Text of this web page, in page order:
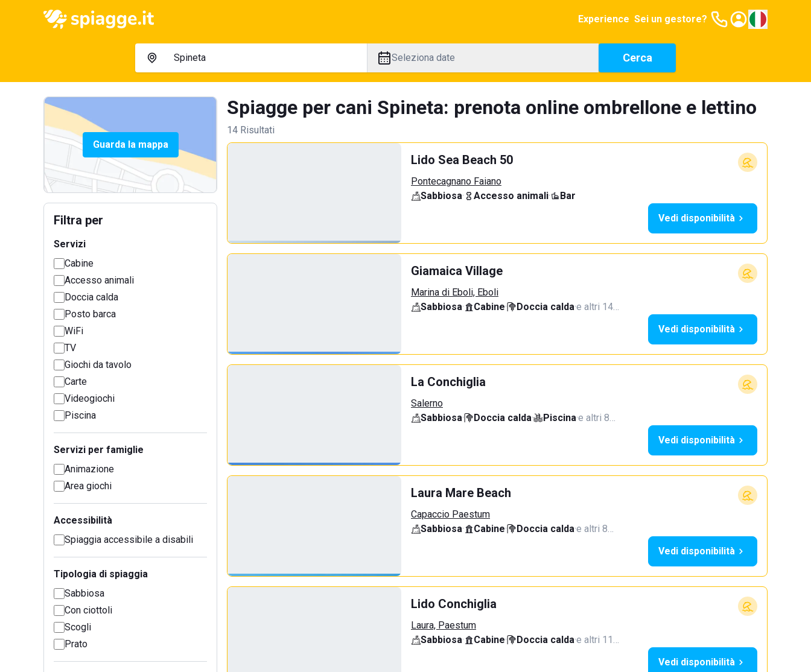
Experience Sei un gestore?
Seleziona date Cerca
Guarda la mappa
Filtra per
Servizi
Cabine
Accesso animali
Doccia calda
Posto barca
WiFi
TV
Giochi da tavolo
Carte
Videogiochi
Piscina
Servizi per famiglie
Animazione
Area giochi
Accessibilità
Spiaggia accessibile a disabili
Tipologia di spiaggia
Sabbiosa
Con ciottoli
Scogli
Prato
Spiagge per cani Spineta: prenota online ombrellone e lettino
14 Risultati
Lido Sea Beach 50
Pontecagnano Faiano
Sabbiosa· Accesso animali·
Bar
Vedi disponibilità
Giamaica Village
Marina di Eboli, Eboli
Sabbiosa· Cabine· Doccia calda·e altri 14…
Vedi disponibilità
La Conchiglia
Salerno
Sabbiosa· Doccia calda· Piscina·e altri 8…
Vedi disponibilità
Laura Mare Beach
Capaccio Paestum
Sabbiosa· Cabine· Doccia calda·e altri 8…
Vedi disponibilità
Lido Conchiglia
Laura, Paestum
Sabbiosa· Cabine· Doccia calda·e altri 11…
Vedi disponibilità